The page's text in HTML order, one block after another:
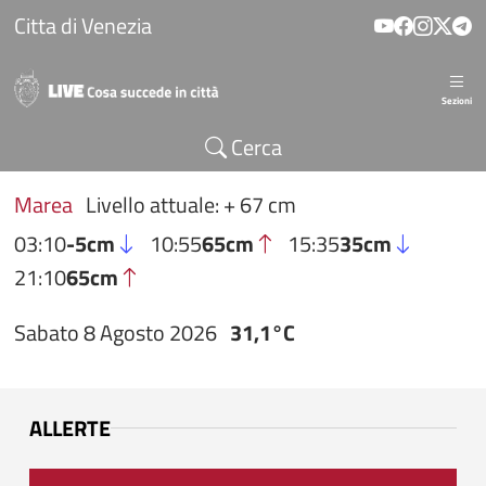
Salta al contenuto principale
Citta di Venezia
Sezioni
Cerca
Marea Livello attuale: + 67 cm
03:10-5cm 10:5565cm 15:3535cm
21:1065cm
Sabato 8 Agosto 2026 31,1°C
ALLERTE